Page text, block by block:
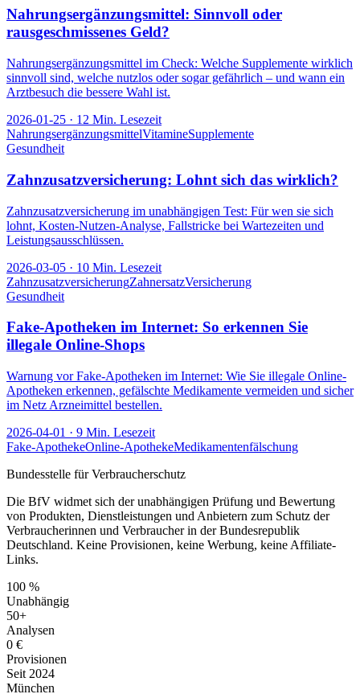
Nahrungsergänzungsmittel: Sinnvoll oder
rausgeschmissenes Geld?
Nahrungsergänzungsmittel im Check: Welche Supplemente wirklich
sinnvoll sind, welche nutzlos oder sogar gefährlich – und wann ein
Arztbesuch die bessere Wahl ist.
2026-01-25 · 12 Min. Lesezeit
NahrungsergänzungsmittelVitamineSupplemente
Gesundheit
Zahnzusatzversicherung: Lohnt sich das wirklich?
Zahnzusatzversicherung im unabhängigen Test: Für wen sie sich
lohnt, Kosten-Nutzen-Analyse, Fallstricke bei Wartezeiten und
Leistungsausschlüssen.
2026-03-05 · 10 Min. Lesezeit
ZahnzusatzversicherungZahnersatzVersicherung
Gesundheit
Fake-Apotheken im Internet: So erkennen Sie
illegale Online-Shops
Warnung vor Fake-Apotheken im Internet: Wie Sie illegale Online-
Apotheken erkennen, gefälschte Medikamente vermeiden und sicher
im Netz Arzneimittel bestellen.
2026-04-01 · 9 Min. Lesezeit
Fake-ApothekeOnline-ApothekeMedikamentenfälschung
Bundesstelle für Verbraucherschutz
Die BfV widmet sich der unabhängigen Prüfung und Bewertung
von Produkten, Dienstleistungen und Anbietern zum Schutz der
Verbraucherinnen und Verbraucher in der Bundesrepublik
Deutschland. Keine Provisionen, keine Werbung, keine Affiliate-
Links.
100 %
Unabhängig
50+
Analysen
0 €
Provisionen
Seit 2024
München